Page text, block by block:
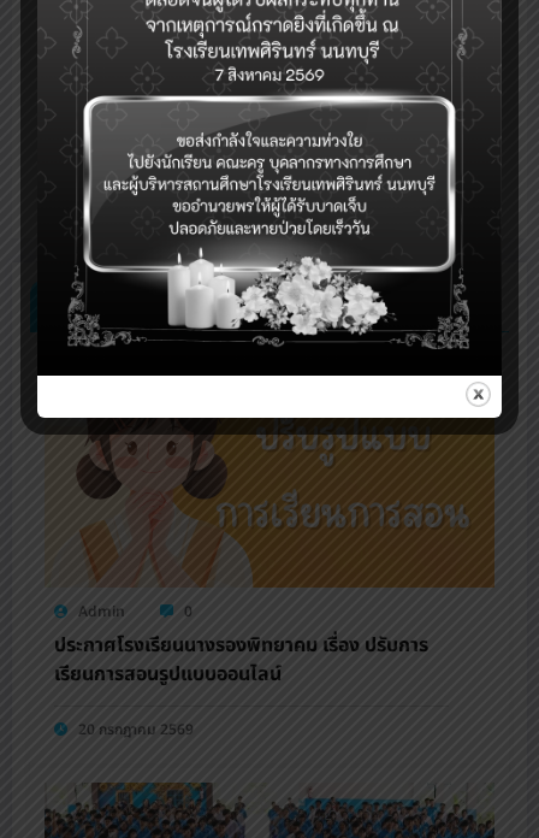
Previous post
ประกาศนโยบายการไม่รับของขวัญและของกำนัลทุก
ชนิดจากการปฏิบัติหน้าที่ (No Gift Policy) ปี 2568
Next post
การปิดเรียนกรณีพิเศษ เนื่องจากสถานการณ์ความไม่
สงบบริเวณชายแดนไทย-กัมพูชา
RELATED POSTS
Admin 0
ประกาศโรงเรียนนางรองพิทยาคม เรื่อง ปรับการ
เรียนการสอนรูปแบบออนไลน์
20 กรกฎาคม 2569